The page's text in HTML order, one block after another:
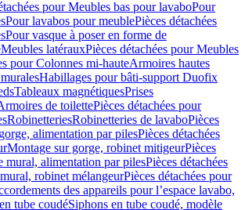
pour Meubles bas pour lavaboPour
Pour lavabos pour meublePièces détachées
Pour vasque à poser en forme de
Meubles latérauxPièces détachées pour Meubles
pour Colonnes mi-hauteArmoires hautes
Habillages pour bâti-support Duofix
Tableaux magnétiquesPrises
de toilettePièces détachées pour
RobinetteriesRobinetteries de lavaboPièces
alimentation par pilesPièces détachées
Montage sur gorge, robinet mitigeurPièces
mural, alimentation par pilesPièces détachées
robinet mélangeurPièces détachées pour
des appareils pour l’espace lavabo,
tube coudéSiphons en tube coudé, modèle